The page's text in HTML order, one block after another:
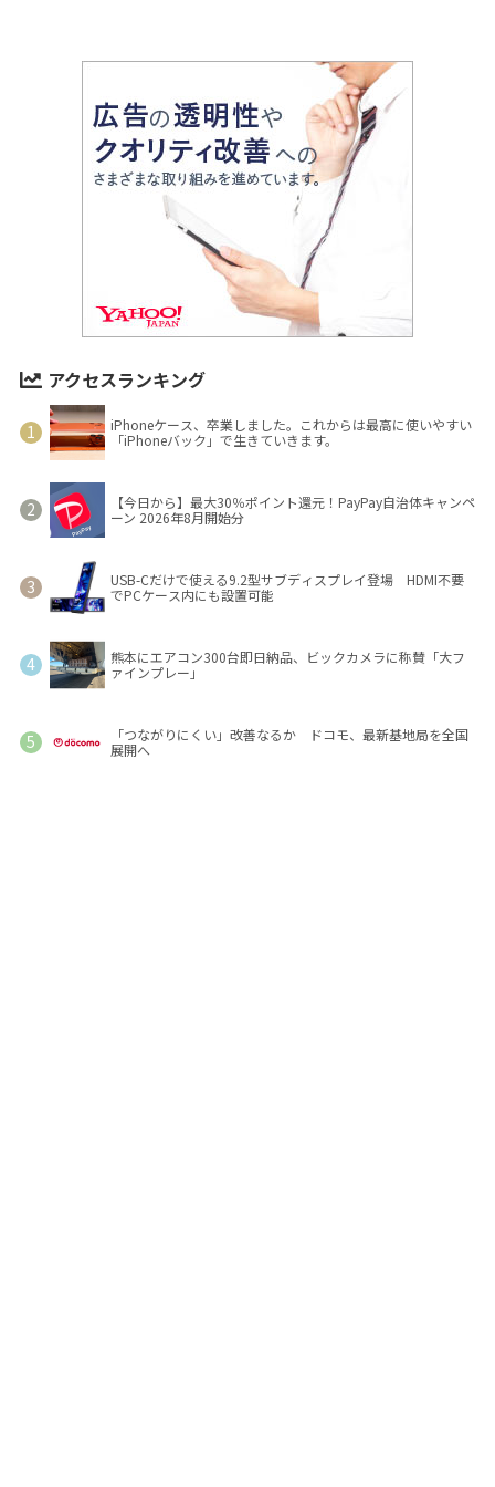
アクセスランキング
iPhoneケース、卒業しました。これからは最高に使いやすい
「iPhoneバック」で生きていきます。
【今日から】最大30％ポイント還元！PayPay自治体キャンペ
ーン 2026年8月開始分
USB-Cだけで使える9.2型サブディスプレイ登場 HDMI不要
でPCケース内にも設置可能
熊本にエアコン300台即日納品、ビックカメラに称賛「大フ
ァインプレー」
「つながりにくい」改善なるか ドコモ、最新基地局を全国
展開へ